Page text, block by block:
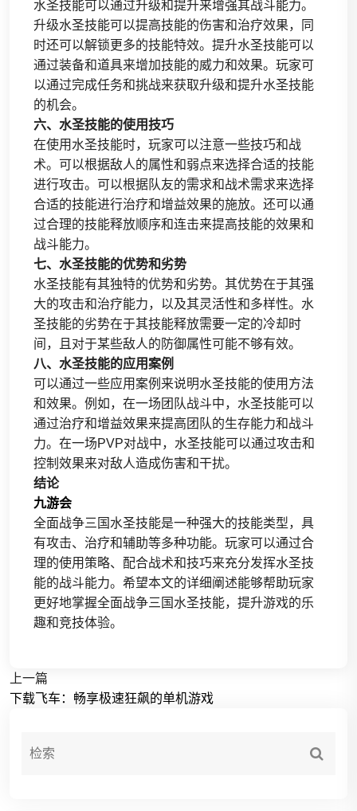
水圣技能可以通过升级和提升来增强其战斗能力。
升级水圣技能可以提高技能的伤害和治疗效果，同
时还可以解锁更多的技能特效。提升水圣技能可以
通过装备和道具来增加技能的威力和效果。玩家可
以通过完成任务和挑战来获取升级和提升水圣技能
的机会。
六、水圣技能的使用技巧
在使用水圣技能时，玩家可以注意一些技巧和战
术。可以根据敌人的属性和弱点来选择合适的技能
进行攻击。可以根据队友的需求和战术需求来选择
合适的技能进行治疗和增益效果的施放。还可以通
过合理的技能释放顺序和连击来提高技能的效果和
战斗能力。
七、水圣技能的优势和劣势
水圣技能有其独特的优势和劣势。其优势在于其强
大的攻击和治疗能力，以及其灵活性和多样性。水
圣技能的劣势在于其技能释放需要一定的冷却时
间，且对于某些敌人的防御属性可能不够有效。
八、水圣技能的应用案例
可以通过一些应用案例来说明水圣技能的使用方法
和效果。例如，在一场团队战斗中，水圣技能可以
通过治疗和增益效果来提高团队的生存能力和战斗
力。在一场PVP对战中，水圣技能可以通过攻击和
控制效果来对敌人造成伤害和干扰。
结论
九游会
全面战争三国水圣技能是一种强大的技能类型，具
有攻击、治疗和辅助等多种功能。玩家可以通过合
理的使用策略、配合战术和技巧来充分发挥水圣技
能的战斗能力。希望本文的详细阐述能够帮助玩家
更好地掌握全面战争三国水圣技能，提升游戏的乐
趣和竞技体验。
上一篇
下载飞车：畅享极速狂飙的单机游戏